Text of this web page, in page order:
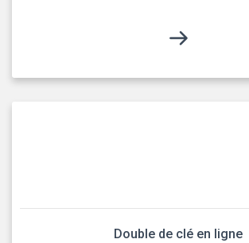
Double de clé en ligne